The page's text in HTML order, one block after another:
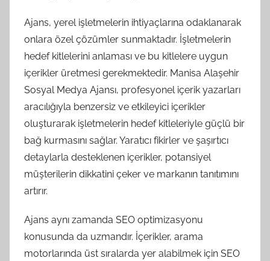
Ajans, yerel işletmelerin ihtiyaçlarına odaklanarak
onlara özel çözümler sunmaktadır. İşletmelerin
hedef kitlelerini anlaması ve bu kitlelere uygun
içerikler üretmesi gerekmektedir. Manisa Alaşehir
Sosyal Medya Ajansı, profesyonel içerik yazarları
aracılığıyla benzersiz ve etkileyici içerikler
oluşturarak işletmelerin hedef kitleleriyle güçlü bir
bağ kurmasını sağlar. Yaratıcı fikirler ve şaşırtıcı
detaylarla desteklenen içerikler, potansiyel
müşterilerin dikkatini çeker ve markanın tanıtımını
artırır.
Ajans aynı zamanda SEO optimizasyonu
konusunda da uzmandır. İçerikler, arama
motorlarında üst sıralarda yer alabilmek için SEO